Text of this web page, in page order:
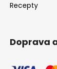
Recepty
Doprava